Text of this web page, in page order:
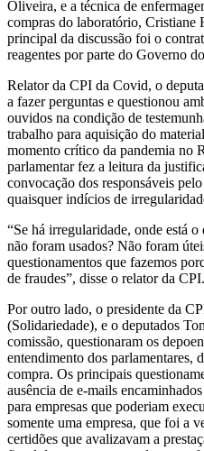
Oliveira, e a técnica de
compras do laboratório, Cristiane
principal da discussão foi o
reagentes por parte do Governo
Relator da CPI da Covid, o
a fazer perguntas e questionou
ouvidos na condição de
trabalho para aquisição do
momento crítico da pandemia no
parlamentar fez a leitura da
convocação dos responsáveis
quaisquer indícios de
“Se há irregularidade, onde está
não foram usados? Não foram
questionamentos que fazemos
de fraudes”, disse o relator da CPI.
Por outro lado, o presidente da
(Solidariedade), e o deputados
comissão, questionaram os
entendimento dos parlamentares,
compra. Os principais
ausência de e-mails
para empresas que poderiam
somente uma empresa, que foi a
certidões que avalizavam a